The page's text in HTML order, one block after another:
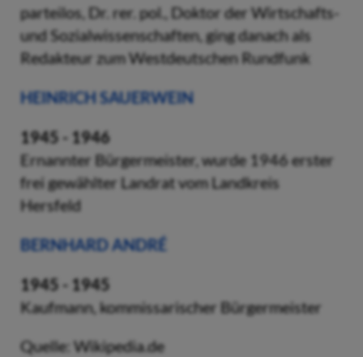
parteilos, Dr. rer. pol., Doktor der Wirtschafts-
und Sozialwissenschaften, ging danach als
Redakteur zum Westdeutschen Rundfunk
HEINRICH SAUERWEIN
1945 - 1946
Ernannter Bürgermeister, wurde 1946 erster
frei gewählter Landrat vom Landkreis
Hersfeld
BERNHARD ANDRÉ
1945 - 1945
Kaufmann, kommissarischer Bürgermeister
Quelle: Wikipedia.de